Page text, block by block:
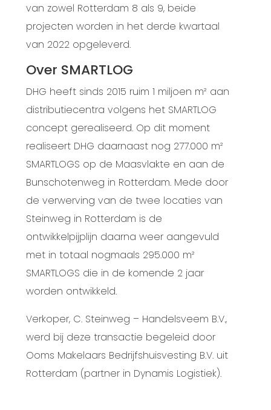
van zowel Rotterdam 8 als 9, beide
projecten worden in het derde kwartaal
van 2022 opgeleverd.
Over SMARTLOG
DHG heeft sinds 2015 ruim 1 miljoen m² aan
distributiecentra volgens het SMARTLOG
concept gerealiseerd. Op dit moment
realiseert DHG daarnaast nog 277.000 m²
SMARTLOGS op de Maasvlakte en aan de
Bunschotenweg in Rotterdam. Mede door
de verwerving van de twee locaties van
Steinweg in Rotterdam is de
ontwikkelpijplijn daarna weer aangevuld
met in totaal nogmaals 295.000 m²
SMARTLOGS die in de komende 2 jaar
worden ontwikkeld.
Verkoper, C. Steinweg – Handelsveem B.V.,
werd bij deze transactie begeleid door
Ooms Makelaars Bedrijfshuisvesting B.V. uit
Rotterdam (partner in Dynamis Logistiek).